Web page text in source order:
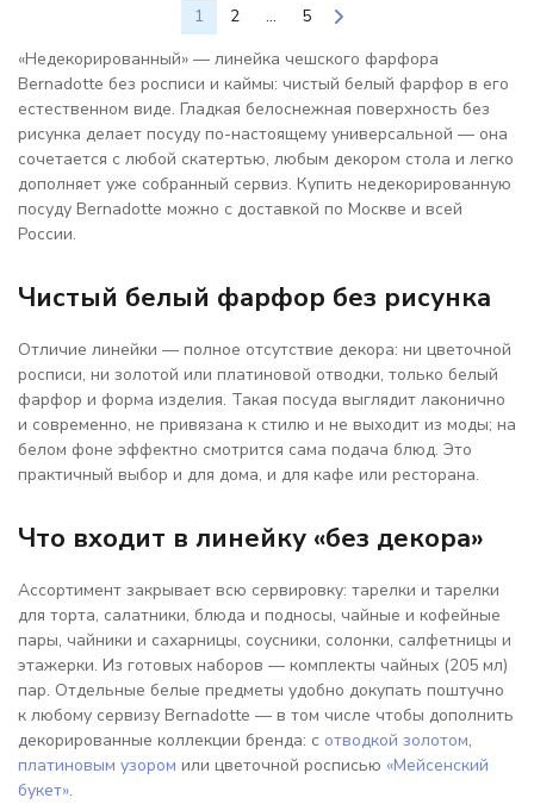
1 2 ...
5
«Недекорированный» — линейка чешского фарфора
Bernadotte без росписи и каймы: чистый белый фарфор в его
естественном виде. Гладкая белоснежная поверхность без
рисунка делает посуду по-настоящему универсальной — она
сочетается с любой скатертью, любым декором стола и легко
дополняет уже собранный сервиз. Купить недекорированную
посуду Bernadotte можно с доставкой по Москве и всей
России.
Чистый белый фарфор без рисунка
Отличие линейки — полное отсутствие декора: ни цветочной
росписи, ни золотой или платиновой отводки, только белый
фарфор и форма изделия. Такая посуда выглядит лаконично
и современно, не привязана к стилю и не выходит из моды; на
белом фоне эффектно смотрится сама подача блюд. Это
практичный выбор и для дома, и для кафе или ресторана.
Что входит в линейку «без декора»
Ассортимент закрывает всю сервировку: тарелки и тарелки
для торта, салатники, блюда и подносы, чайные и кофейные
пары, чайники и сахарницы, соусники, солонки, салфетницы и
этажерки. Из готовых наборов — комплекты чайных (205 мл)
пар. Отдельные белые предметы удобно докупать поштучно
к любому сервизу Bernadotte — в том числе чтобы дополнить
декорированные коллекции бренда: с отводкой золотом,
платиновым узором или цветочной росписью «Мейсенский
букет».